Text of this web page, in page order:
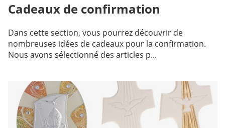
Cadeaux de confirmation
Dans cette section, vous pourrez découvrir de
nombreuses idées de cadeaux pour la confirmation.
Nous avons sélectionné des articles p...